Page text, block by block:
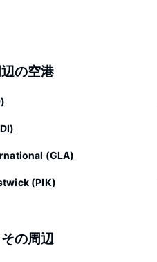
の空港
(GLA)
(PIK)
の周辺